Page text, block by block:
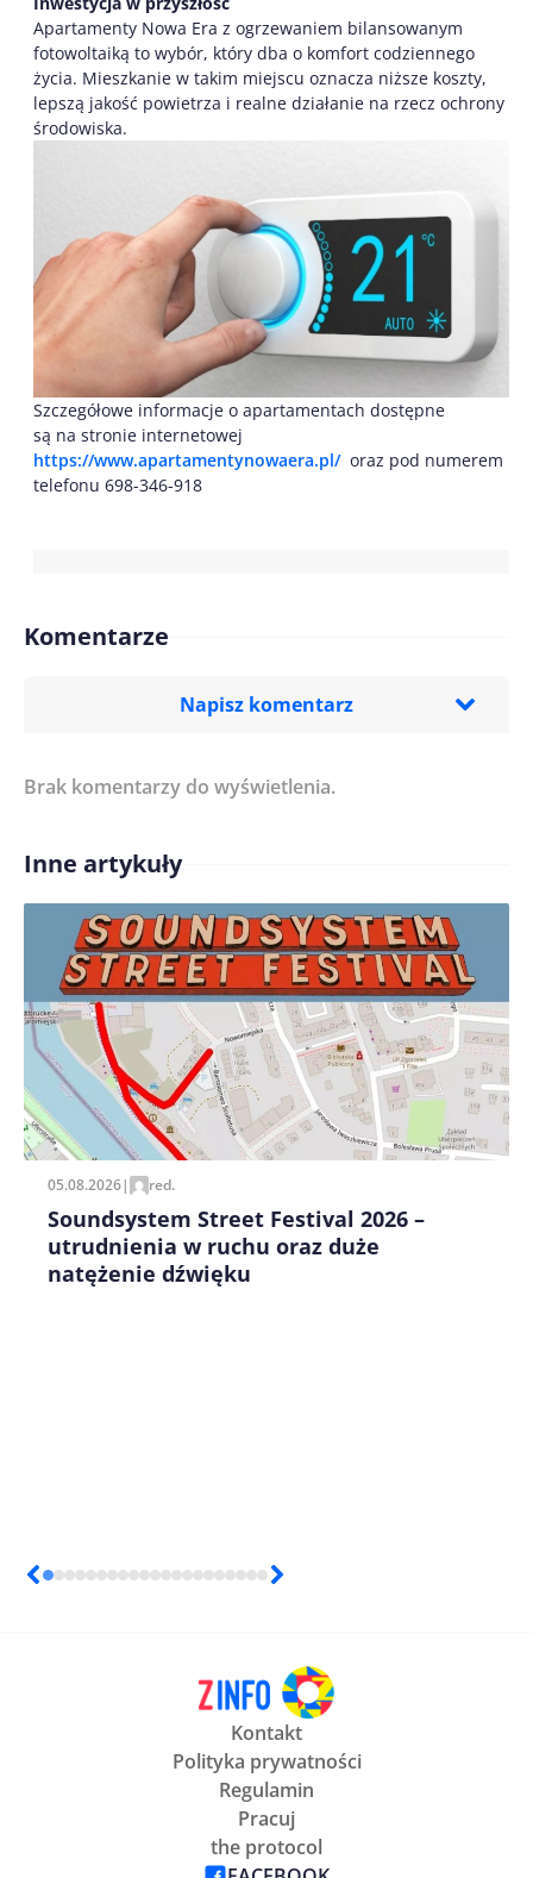
Apartamenty Nowa Era z ogrzewaniem bilansowanym
fotowoltaiką to wybór, który dba o komfort codziennego
życia. Mieszkanie w takim miejscu oznacza niższe koszty,
lepszą jakość powietrza i realne działanie na rzecz ochrony
środowiska.
Szczegółowe informacje o apartamentach dostępne
są na stronie internetowej
https://www.apartamentynowaera.pl/oraz pod numerem
telefonu 698-346-918
Komentarze
Napisz komentarz
Treść komentarza*
Imię/ Nick*
Zapamiętaj moje dane w tej przeglądarce podczas
pisania kolejnych komentarzy.
Brak komentarzy do wyświetlenia.
Inne artykuły
05.08.2026| red.
Soundsystem Street Festival 2026 –
utrudnienia w ruchu oraz duże
natężenie dźwięku
Kontakt
Polityka prywatności
Regulamin
Pracuj
the protocol